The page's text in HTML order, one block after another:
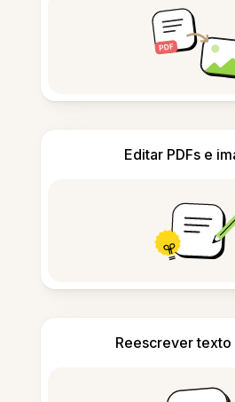
Editar PDFs e
Reescrever texto